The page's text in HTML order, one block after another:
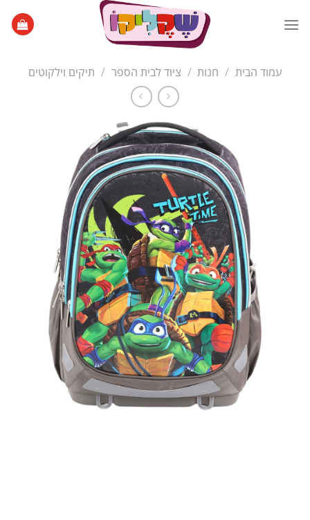
עמוד הבית / חנות / ציוד לבית הספר / תיקים וילקוטים